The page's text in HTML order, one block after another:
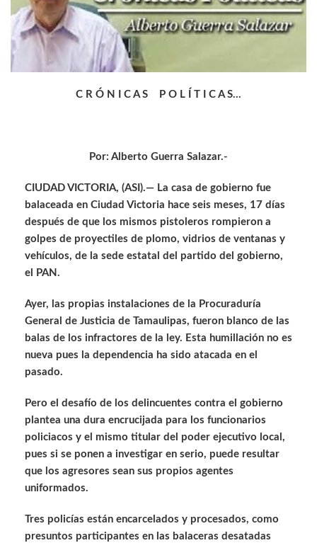
C R Ó N I C A S P O L Í T I C A S…
Por: Alberto Guerra Salazar.-
CIUDAD VICTORIA, (ASI).— La casa de gobierno fue
balaceada en Ciudad Victoria hace seis meses, 17 días
después de que los mismos pistoleros rompieron a
golpes de proyectiles de plomo, vidrios de ventanas y
vehículos, de la sede estatal del partido del gobierno,
el PAN.
Ayer, las propias instalaciones de la Procuraduría
General de Justicia de Tamaulipas, fueron blanco de las
balas de los infractores de la ley. Esta humillación no es
nueva pues la dependencia ha sido atacada en el
pasado.
Pero el desafío de los delincuentes contra el gobierno
plantea una dura encrucijada para los funcionarios
policiacos y el mismo titular del poder ejecutivo local,
pues si se ponen a investigar en serio, puede resultar
que los agresores sean sus propios agentes
uniformados.
Tres policías están encarcelados y procesados, como
presuntos participantes en las balaceras desatadas